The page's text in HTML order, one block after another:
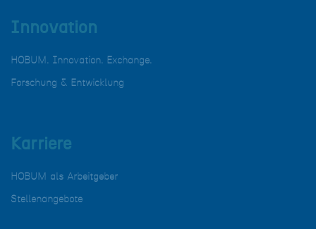
Innovation
HOBUM. Innovation. Exchange.
Forschung & Entwicklung
Karriere
HOBUM als Arbeitgeber
Stellenangebote